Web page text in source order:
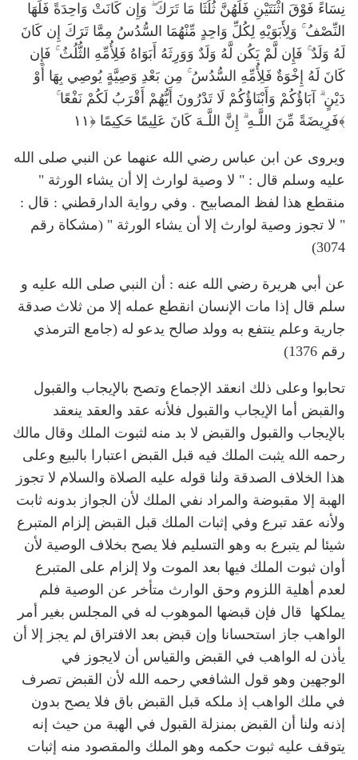
نِسَاءً فَوْقَ اثْنَتَيْنِ فَلَهُنَّ ثُلُثَا مَا تَرَكَ ۖ وَإِن كَانَتْ وَاحِدَةً فَلَهَا
النِّصْفُ ۚ وَلِأَبَوَيْهِ لِكُلِّ وَاحِدٍ مِّنْهُمَا السُّدُسُ مِمَّا تَرَكَ إِن كَانَ
لَهُ وَلَدٌ ۚ فَإِن لَّمْ يَكُن لَّهُ وَلَدٌ وَوَرِثَهُ أَبَوَاهُ فَلِأُمِّهِ الثُّلُثُ ۚ فَإِن
كَانَ لَهُ إِخْوَةٌ فَلِأُمِّهِ السُّدُسُ ۚ مِن بَعْدِ وَصِيَّةٍ يُوصِي بِهَا أَوْ
دَيْنٍ ۗ آبَاؤُكُمْ وَأَبْنَاؤُكُمْ لَا تَدْرُونَ أَيُّهُمْ أَقْرَبُ لَكُمْ نَفْعًا ۚ
فَرِيضَةً مِّنَ اللَّـهِ ۗ إِنَّ اللَّـهَ كَانَ عَلِيمًا حَكِيمًا ﴿١١﴾
ويروى عن ابن عباس رضي الله عنهما عن النبي صلى الله
عليه وسلم قال : " لا وصية لوارث إلا أن يشاء الورثة "
منقطع هذا لفظ المصابيح . وفي رواية الدارقطني : قال :
" لا تجوز وصية لوارث إلا أن يشاء الورثة " (مشكاة رقم
3074)
عن أبي هريرة رضي الله عنه : أن النبي صلى الله عليه و
سلم قال إذا مات الإنسان انقطع عمله إلا من ثلاث صدقة
جارية وعلم ينتفع به وولد صالح يدعو له (جامع الترمذي
رقم 1376)
تحابوا وعلى ذلك انعقد الإجماع وتصح بالإيجاب والقبول
والقبض أما الإيجاب والقبول فلأنه عقد والعقد ينعقد
بالإيجاب والقبول والقبض لا بد منه لثبوت الملك وقال مالك
رحمه الله يثبت الملك فيه قبل القبض اعتبارا بالبيع وعلى
هذا الخلاف الصدقة ولنا قوله عليه الصلاة والسلام لا تجوز
الهبة إلا مقبوضة والمراد نفي الملك لأن الجواز بدونه ثابت
ولأنه عقد تبرع وفي إثبات الملك قبل القبض إلزام المتبرع
شيئا لم يتبرع به وهو التسليم فلا يصح بخلاف الوصية لأن
أوان ثبوت الملك فيها بعد الموت ولا إلزام على المتبرع
لعدم أهلية اللزوم وحق الوارث متأخر عن الوصية فلم
يملكها قال فإن قبضها الموهوب له في المجلس بغير أمر
الواهب جاز استحسانا وإن قبض بعد الافتراق لم يجز إلا أن
يأذن له الواهب في القبض والقياس أن لايجوز في
الوجهين وهو قول الشافعي رحمه الله لأن القبض تصرف
في ملك الواهب إذ ملكه قبل القبض باق فلا يصح بدون
إذنه ولنا أن القبض بمنزلة القبول في الهبة من حيث إنه
يتوقف عليه ثبوت حكمه وهو الملك والمقصود منه إثبات